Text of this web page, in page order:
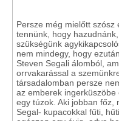
Persze még mielőtt
tennünk, hogy
szükségünk
nem mindegy, hogy
Steven Segali álomból,
orrvakarással a
társadalomban persze
az emberek
egy túzok. Aki jobban főz,
Segal- kupacokkal fűti,